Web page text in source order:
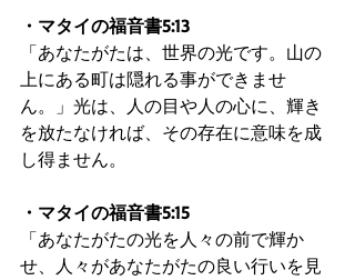
・マタイの福音書5:13
「あなたがたは、世界の光です。山の
上にある町は隠れる事ができませ
ん。」光は、人の目や人の心に、輝き
を放たなければ、その存在に意味を成
し得ません。
・マタイの福音書5:15
「あなたがたの光を人々の前で輝か
せ、人々があなたがたの良い行いを見